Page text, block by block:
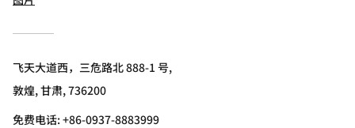
飞天大道西，三危路北 888-1 号,
敦煌, 甘肃, 736200
免费电话:+86-0937-8883999